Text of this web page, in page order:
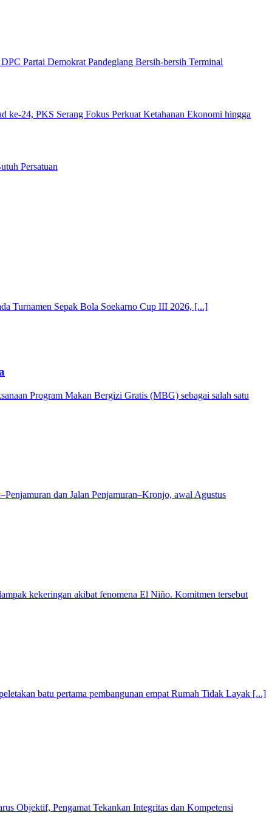
Partai Demokrat Pandeglang Bersih-bersih Terminal
ke-24, PKS Serang Fokus Perkuat Ketahanan Ekonomi hingga
Persatuan
Turnamen Sepak Bola Soekarno Cup III 2026, [...]
Program Makan Bergizi Gratis (MBG) sebagai salah satu
dan Jalan Penjamuran–Kronjo, awal Agustus
kekeringan akibat fenomena El Niño. Komitmen tersebut
batu pertama pembangunan empat Rumah Tidak Layak [...]
Objektif, Pengamat Tekankan Integritas dan Kompetensi